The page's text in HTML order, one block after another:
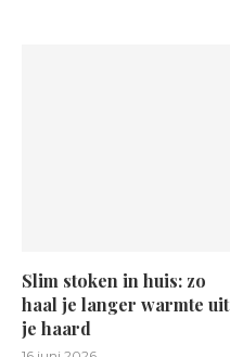
Slim stoken in huis: zo
haal je langer warmte uit
je haard